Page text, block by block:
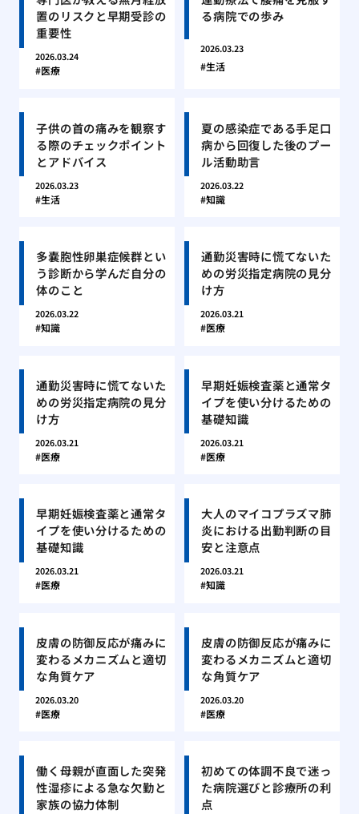
置のリスクと早期受診の
重要性
2026.03.24
医療
る病院での歩み
2026.03.23
生活
子供の首の痛みを観察す
る際のチェックポイント
とアドバイス
2026.03.23
生活
夏の感染症である手足口
病から回復した後のプー
ル活動助言
2026.03.22
知識
多嚢胞性卵巣症候群とい
う診断から学んだ自分の
体のこと
2026.03.22
知識
通勤災害時に慌てないた
めの労災指定病院の見分
け方
2026.03.21
医療
通勤災害時に慌てないた
めの労災指定病院の見分
け方
2026.03.21
医療
早期妊娠検査薬と通常タ
イプを使い分けるための
基礎知識
2026.03.21
医療
早期妊娠検査薬と通常タ
イプを使い分けるための
基礎知識
2026.03.21
医療
大人のマイコプラズマ肺
炎における出勤判断の目
安と注意点
2026.03.21
知識
皮膚の防御反応が痛みに
変わるメカニズムと適切
な角質ケア
2026.03.20
医療
皮膚の防御反応が痛みに
変わるメカニズムと適切
な角質ケア
2026.03.20
医療
働く母親が直面した突発
性湿疹による急な欠勤と
家族の協力体制
初めての体調不良で迷っ
た病院選びと診療所の利
点